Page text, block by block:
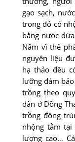
gạo sạch,
trong đó có
bằng nước
Nấm vì thế
nguyên liệu
hạ thảo đều
lưỡng đảm
trồng theo
dân ở Đồng
trồng đông
nhộng tằm
lượng cao…